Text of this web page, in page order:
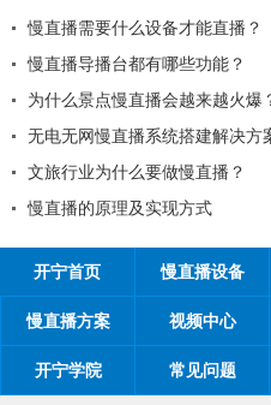
目标客户？
间管理的21项原则
开宁首页 慢直播设备
慢直播方案 视频中心
开宁学院 常见问题